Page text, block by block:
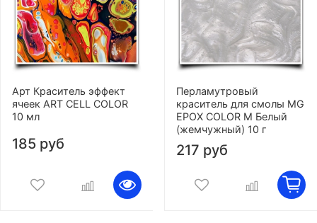
Арт Краситель эффект
ячеек ART CELL COLOR
10 мл
185 руб
Перламутровый
краситель для смолы MG
EPOX COLOR M Белый
(жемчужный) 10 г
217 руб